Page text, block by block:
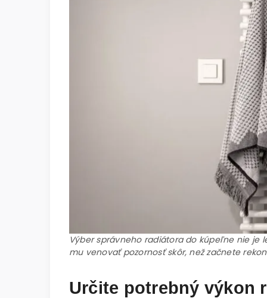
Výber správneho radiátora do kúpeľne nie je
mu venovať pozornosť skôr, než začnete
Určite potrebný výkon